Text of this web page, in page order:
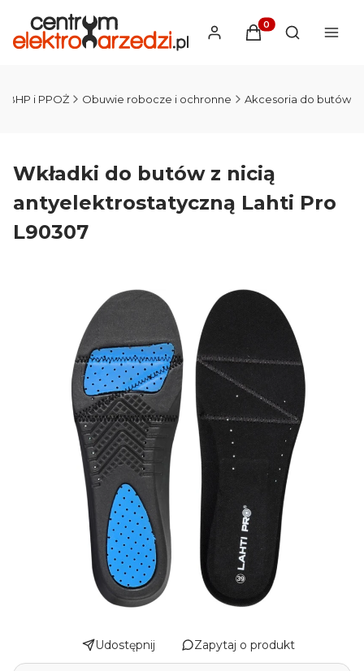
Produkty w
Otwórz
BHP i PPOŻ Obuwie robocze i ochronne Akcesoria do butów
Wkładki do butów z nicią
antyelektrostatyczną Lahti Pro
L90307
Udostępnij Zapytaj o produkt